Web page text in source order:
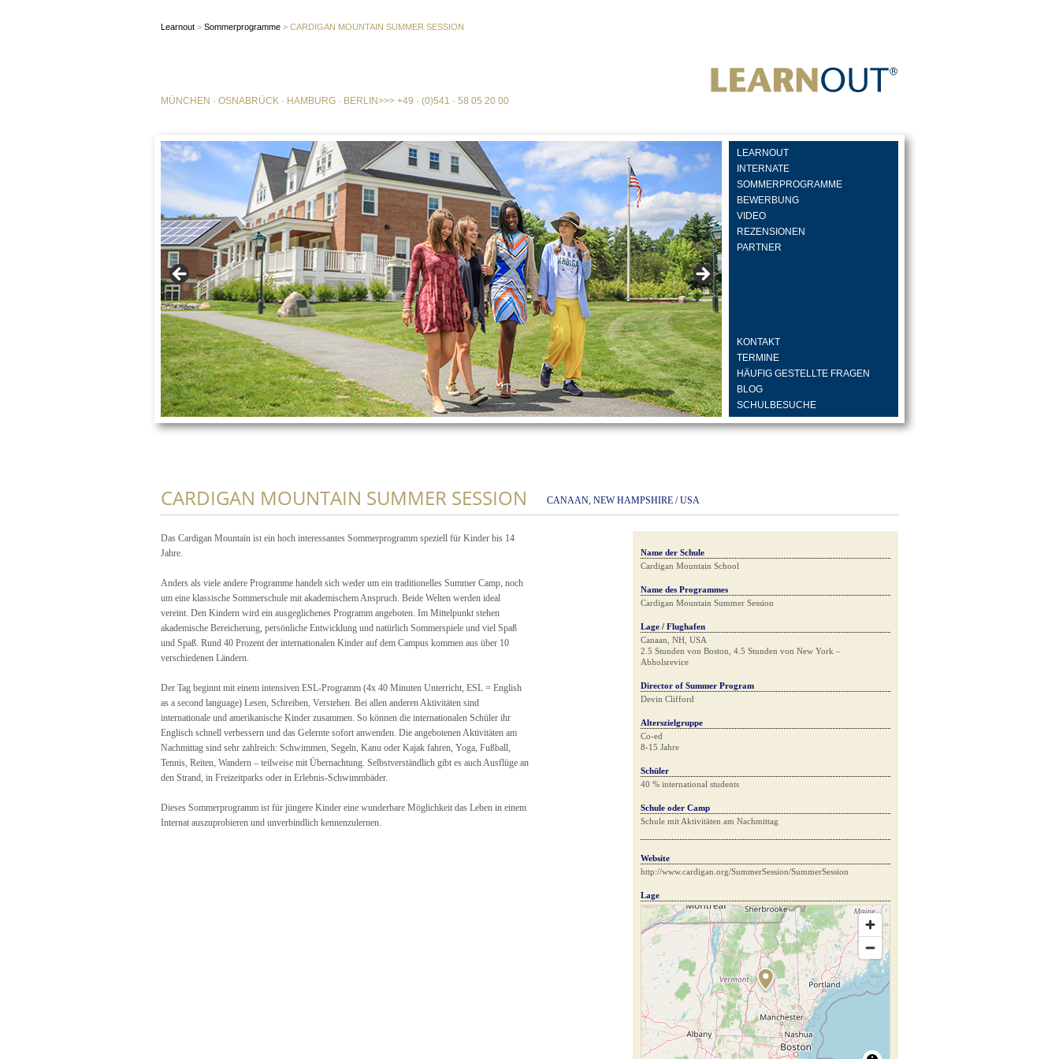
Learnout > Sommerprogramme > CARDIGAN MOUNTAIN SUMMER SESSION
MÜNCHEN · OSNABRÜCK · HAMBURG · BERLIN>>> +49 · (0)541 · 58 05 20 00
LEARNOUT
INTERNATE
SOMMERPROGRAMME
BEWERBUNG
VIDEO
REZENSIONEN
PARTNER
KONTAKT
TERMINE
HÄUFIG GESTELLTE FRAGEN
BLOG
SCHULBESUCHE
CARDIGAN MOUNTAIN SUMMER SESSION CANAAN, NEW HAMPSHIRE / USA
Das Cardigan Mountain ist ein hoch interessantes Sommerprogramm speziell für Kinder bis 14
Jahre.
Anders als viele andere Programme handelt sich weder um ein traditionelles Summer Camp, noch
um eine klassische Sommerschule mit akademischem Anspruch. Beide Welten werden ideal
vereint. Den Kindern wird ein ausgeglichenes Programm angeboten. Im Mittelpunkt stehen
akademische Bereicherung, persönliche Entwicklung und natürlich Sommerspiele und viel Spaß
und Spaß. Rund 40 Prozent der internationalen Kinder auf dem Campus kommen aus über 10
verschiedenen Ländern.
Der Tag beginnt mit einem intensiven ESL-Programm (4x 40 Minuten Unterricht, ESL = English
as a second language) Lesen, Schreiben, Verstehen. Bei allen anderen Aktivitäten sind
internationale und amerikanische Kinder zusammen. So können die internationalen Schüler ihr
Englisch schnell verbessern und das Gelernte sofort anwenden. Die angebotenen Aktivitäten am
Nachmittag sind sehr zahlreich: Schwimmen, Segeln, Kanu oder Kajak fahren, Yoga, Fußball,
Tennis, Reiten, Wandern – teilweise mit Übernachtung. Selbstverständlich gibt es auch Ausflüge an
den Strand, in Freizeitparks oder in Erlebnis-Schwimmbäder.
Dieses Sommerprogramm ist für jüngere Kinder eine wunderbare Möglichkeit das Leben in einem
Internat auszuprobieren und unverbindlich kennenzulernen.
Name der Schule
Cardigan Mountain School
Name des Programmes
Cardigan Mountain Summer Session
Lage / Flughafen
Canaan, NH, USA
2.5 Stunden von Boston, 4.5 Stunden von New York –
Abholsrevice
Director of Summer Program
Devin Clifford
Alterszielgruppe
Co-ed
8-15 Jahre
Schüler
40 % international students
Schule oder Camp
Schule mit Aktivitäten am Nachmittag
Website
http://www.cardigan.org/SummerSession/SummerSession
Lage